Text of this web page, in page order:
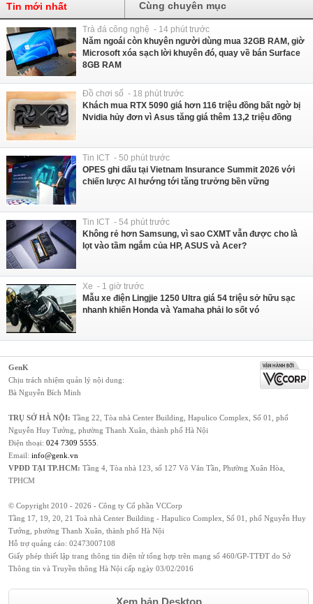
Tin mới nhất Cùng chuyên mục
Trà đá công nghệ - 14 phút trước
Năm ngoái còn khuyên người dùng mua 32GB RAM, giờ
Microsoft xóa sạch lời khuyên đó, quay về bán Surface
8GB RAM
Đồ chơi số - 18 phút trước
Khách mua RTX 5090 giá hơn 116 triệu đồng bất ngờ bị
Nvidia hủy đơn vì Asus tăng giá thêm 13,2 triệu đồng
Tin ICT - 50 phút trước
OPES ghi dấu tại Vietnam Insurance Summit 2026 với
chiến lược AI hướng tới tăng trưởng bền vững
Tin ICT - 54 phút trước
Không rẻ hơn Samsung, vì sao CXMT vẫn được cho là
lọt vào tầm ngắm của HP, ASUS và Acer?
Xe - 1 giờ trước
Mẫu xe điện Lingjie 1250 Ultra giá 54 triệu sở hữu sạc
nhanh khiến Honda và Yamaha phải lo sốt vó
GenK
Chịu trách nhiệm quản lý nội dung:
Bà Nguyễn Bích Minh
TRỤ SỞ HÀ NỘI: Tầng 22, Tòa nhà Center Building, Hapulico Complex, Số 01, phố
Nguyễn Huy Tưởng, phường Thanh Xuân, thành phố Hà Nội
Điện thoại: 024 7309 5555
Email: info@genk.vn
VPĐD TẠI TP.HCM: Tầng 4, Tòa nhà 123, số 127 Võ Văn Tần, Phường Xuân Hòa,
TPHCM
© Copyright 2010 - 2026 - Công ty Cổ phần VCCorp
Tầng 17, 19, 20, 21 Toà nhà Center Building - Hapulico Complex, Số 01, phố Nguyễn Huy
Tưởng, phường Thanh Xuân, thành phố Hà Nội
Hỗ trợ quảng cáo: 02473007108
Giấy phép thiết lập trang thông tin điện tử tổng hợp trên mạng số 460/GP-TTĐT do Sở
Thông tin và Truyền thông Hà Nội cấp ngày 03/02/2016
Xem bản Desktop